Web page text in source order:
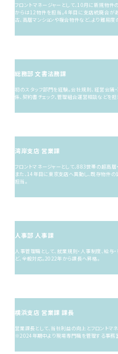
フロントマネージャーとして、10月に新規物件
からは12物件を担当。4年目に支店統廃合が
古、高層マンションや複合物件など、より難易度
総務部 文書法務課
初のスタッフ部門を経験。会社規則、経営会議
係、契約書チェック、管理組合運営相談などを担
湾岸支店 営業課
フロントマネージャーとして、883世帯の超高
また、14年目に東京支店へ異動し、既存物件
担当。
人事部 人事課
人事管理職として、就業規則・人事制度、給与
ど、全般対応。2022年から課長へ昇格。
横浜支店 営業課課長
営業課長として、当社利益の向上とフロントマ
※2024年期中より現場専門職を管理する事務